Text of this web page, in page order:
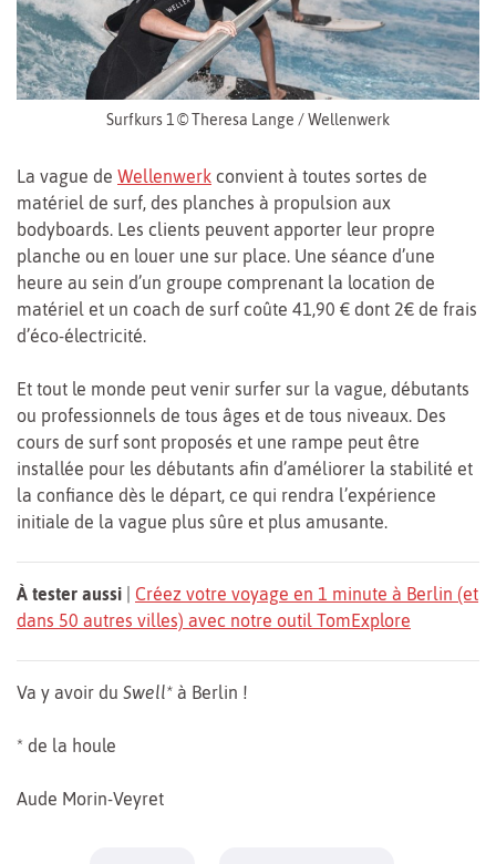
Surfkurs 1 © Theresa Lange / Wellenwerk
La vague de Wellenwerk convient à toutes sortes de
matériel de surf, des planches à propulsion aux
bodyboards. Les clients peuvent apporter leur propre
planche ou en louer une sur place. Une séance d’une
heure au sein d’un groupe comprenant la location de
matériel et un coach de surf coûte 41,90 € dont 2€ de frais
d’éco-électricité.
Et tout le monde peut venir surfer sur la vague, débutants
ou professionnels de tous âges et de tous niveaux. Des
cours de surf sont proposés et une rampe peut être
installée pour les débutants afin d’améliorer la stabilité et
la confiance dès le départ, ce qui rendra l’expérience
initiale de la vague plus sûre et plus amusante.
À tester aussi
Créez votre voyage en 1 minute à Berlin (et
dans 50 autres villes) avec notre outil TomExplore
Va y avoir du Swell* à Berlin !
* de la houle
Aude Morin-Veyret